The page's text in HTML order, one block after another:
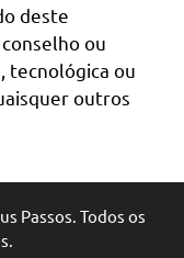
deste
ou
tecnológica ou
outros
Passos. Todos os